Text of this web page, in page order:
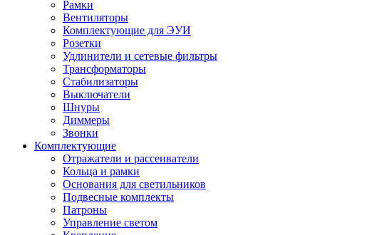
Рамки
Вентиляторы
Комплектующие для ЭУИ
Розетки
Удлинители и сетевые фильтры
Трансформаторы
Стабилизаторы
Выключатели
Шнуры
Диммеры
Звонки
Комплектующие
Отражатели и рассеиватели
Кольца и рамки
Основания для светильников
Подвесные комплекты
Патроны
Управление светом